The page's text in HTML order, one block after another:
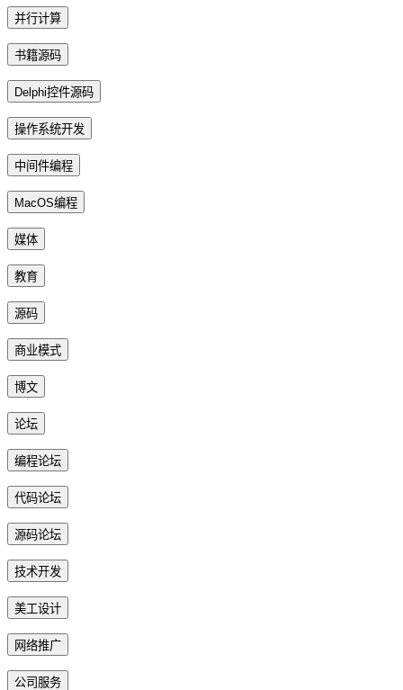
并行计算
书籍源码
Delphi控件源码
操作系统开发
中间件编程
MacOS编程
媒体
教育
源码
商业模式
博文
论坛
编程论坛
代码论坛
源码论坛
技术开发
美工设计
网络推广
公司服务